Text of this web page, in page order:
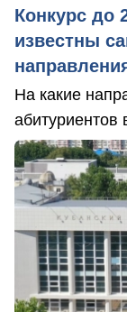
Конкурс до
известны
На какие
абитуриентов